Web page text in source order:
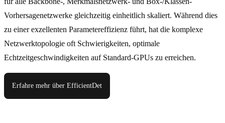
Vorhersagenetzwerke gleichzeitig einheitlich skaliert. Während dies
zu einer exzellenten Parametereffizienz führt, hat die komplexe
Netzwerktopologie oft Schwierigkeiten, optimale
Echtzeitgeschwindigkeiten auf Standard-GPUs zu erreichen.
Erfahre mehr über EfficientDet